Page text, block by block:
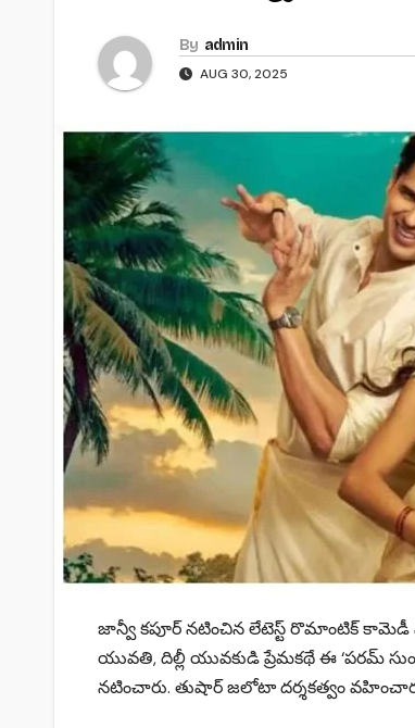
By admin
AUG 30, 2025
జాన్వీ కపూర్‌ నటించిన లేటెస్ట్‌ రొమాంటిక్‌ కామెడీ మూవీ
యువతి, దిల్లీ యువకుడి ప్రేమకథే ఈ ‘పరమ్‌
నటించారు. తుషార్‌ జలోటా దర్శకత్వం